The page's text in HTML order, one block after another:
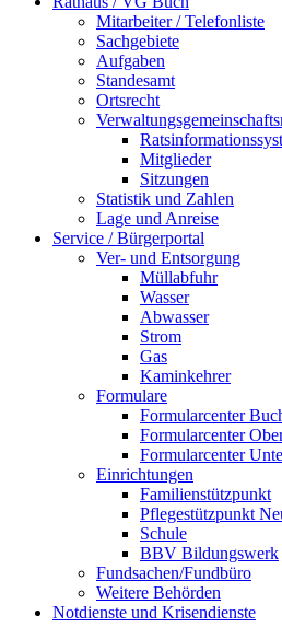
Mitarbeiter / Telefonliste
Sachgebiete
Aufgaben
Standesamt
Ortsrecht
Mitglieder
Sitzungen
Statistik und Zahlen
Lage und Anreise
Service / Bürgerportal
Ver- und Entsorgung
Müllabfuhr
Wasser
Abwasser
Strom
Gas
Kaminkehrer
Formulare
Formularcenter
Formularcenter
Formularcenter
Einrichtungen
Familienstützpunkt
Pflegestützpunkt
Schule
BBV Bildungswerk
Fundsachen/Fundbüro
Weitere Behörden
Notdienste und Krisendienste